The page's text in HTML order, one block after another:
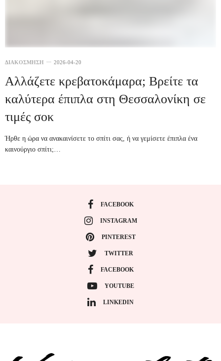
ΔΙΑΚΟΣΜΗΣΗ 2026-04-20
Αλλάζετε κρεβατοκάμαρα; Βρείτε τα
καλύτερα έπιπλα στη Θεσσαλονίκη σε
τιμές σοκ
Ήρθε η ώρα να ανακαινίσετε το σπίτι σας, ή να γεμίσετε έπιπλα ένα
καινούργιο σπίτι;…
FACEBOOK
INSTAGRAM
PINTEREST
TWITTER
FACEBOOK
YOUTUBE
LINKEDIN